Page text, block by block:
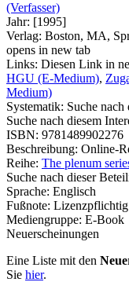
(Verfasser)
Jahr: [1995]
Verlag: Boston, MA,
opens in new tab
Links: Diesen Link in
HGU (E-Medium),
Medium)
Systematik: Suche nach
Suche nach diesem
ISBN: 9781489902276
Beschreibung: Online-
Reihe: The plenum
Suche nach dieser
Sprache: Englisch
Fußnote: Lizenzpflichtig
Mediengruppe: E-Book
Neuerscheinungen
Eine Liste mit den
Sie hier.